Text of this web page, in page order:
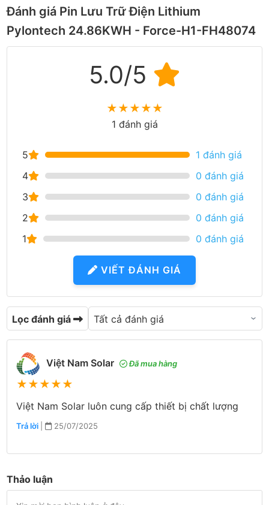
Đánh giá Pin Lưu Trữ Điện Lithium
Pylontech 24.86KWH - Force-H1-FH48074
5.0/5
★★★★★
1 đánh giá
5
1 đánh giá
4
0 đánh giá
3
0 đánh giá
2
0 đánh giá
1
0 đánh giá
VIẾT ĐÁNH GIÁ
Lọc đánh giá
Việt Nam Solar Đã mua hàng
★★★★★
Việt Nam Solar luôn cung cấp thiết bị chất lượng
Trả lời | 25/07/2025
Thảo luận